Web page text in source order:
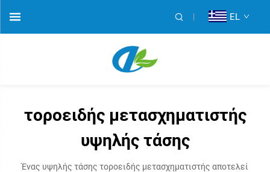
EL
τοροειδής μετασχηματιστής
υψηλής τάσης
Ένας υψηλής τάσης τοροειδής μετασχηματιστής αποτελεί